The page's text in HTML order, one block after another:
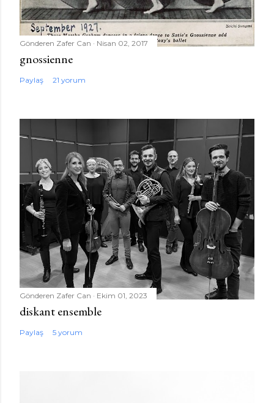
Gönderen Zafer Can Nisan 02, 2017
gnossienne
Paylaş 21 yorum
Gönderen Zafer Can Ekim 01, 2023
diskant ensemble
Paylaş 5 yorum